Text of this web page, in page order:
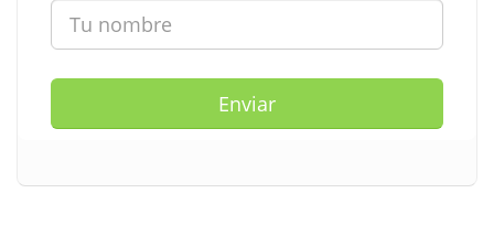
Enviar